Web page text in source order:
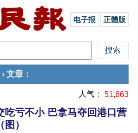
电子报 正體版
› 文章 ：
人气： 51,663
吃亏不小 巴拿马夺回港口营
）